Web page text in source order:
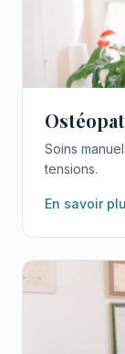
Soins
tensions.
En savoir